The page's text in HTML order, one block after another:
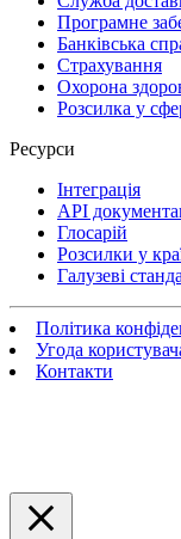
Програмне
Банківська
Страхування
Охорона
Розсилка у
Ресурси
Інтеграція
API
Глосарій
Розсилки у
Галузеві
Політика
Угода
Контакти